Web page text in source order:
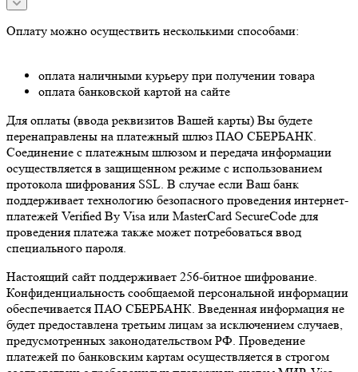
Оплату можно осуществить несколькими способами:
оплата наличными курьеру при получении товара
оплата банковской картой на сайте
Для оплаты (ввода реквизитов Вашей карты) Вы будете
перенаправлены на платежный шлюз ПАО СБЕРБАНК.
Соединение с платежным шлюзом и передача информации
осуществляется в защищенном режиме с использованием
протокола шифрования SSL. В случае если Ваш банк
поддерживает технологию безопасного проведения интернет-
платежей Verified By Visa или MasterCard SecureCode для
проведения платежа также может потребоваться ввод
специального пароля.
Настоящий сайт поддерживает 256-битное шифрование.
Конфиденциальность сообщаемой персональной информации
обеспечивается ПАО СБЕРБАНК. Введенная информация не
будет предоставлена третьим лицам за исключением случаев,
предусмотренных законодательством РФ. Проведение
платежей по банковским картам осуществляется в строгом